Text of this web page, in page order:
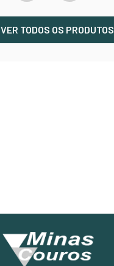
VER TODOS OS PRODUTOS